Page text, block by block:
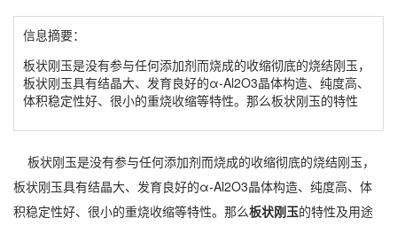
信息摘要：
板状刚玉是没有参与任何添加剂而烧成的收缩彻底的烧结刚玉，
板状刚玉具有结晶大、发育良好的α-Al2O3晶体构造、纯度高、
体积稳定性好、很小的重烧收缩等特性。那么板状刚玉的特性
板状刚玉是没有参与任何添加剂而烧成的收缩彻底的烧结刚玉，
板状刚玉具有结晶大、发育良好的α-Al2O3晶体构造、纯度高、体
积稳定性好、很小的重烧收缩等特性。那么板状刚玉的特性及用途